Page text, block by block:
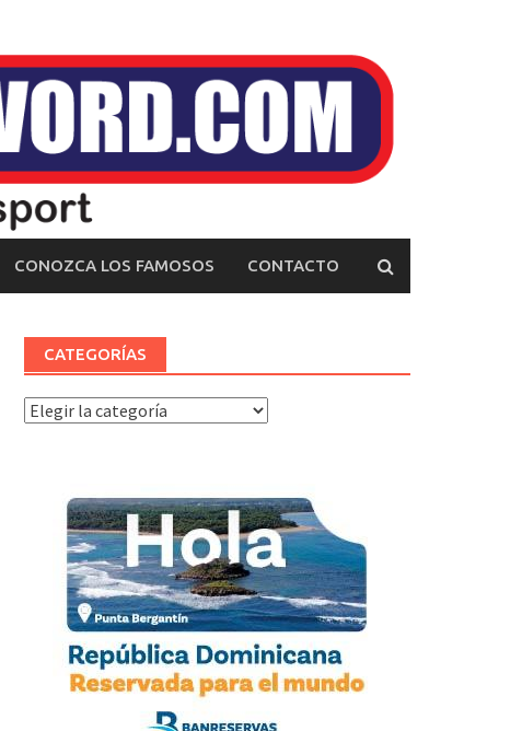
CONOZCA LOS FAMOSOS CONTACTO
CATEGORÍAS
Categorías